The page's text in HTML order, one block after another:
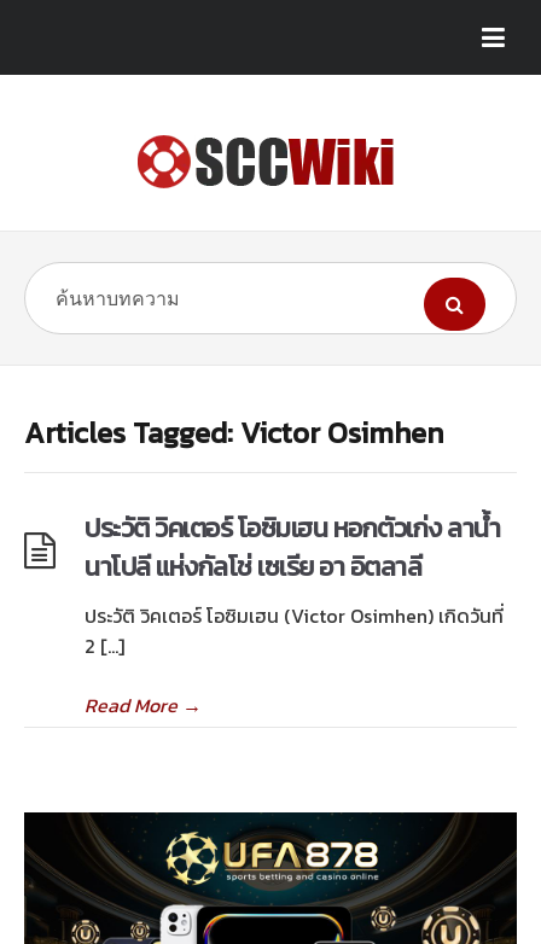
Articles Tagged: Victor Osimhen
ประวัติ วิคเตอร์ โอซิมเฮน หอกตัวเก่ง ลาน้ำ
นาโปลี แห่งกัลโช่ เซเรีย อา อิตลาลี
ประวัติ วิคเตอร์ โอซิมเฮน (Victor Osimhen) เกิดวันที่
2 […]
Read More→